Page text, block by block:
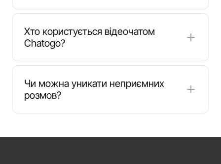
Хто користується відеочатом
Chatogo?
Chatogo приваблює людей, які шукають
невимушене спілкування, мовну практику або
швидку соціальну взаємодію. Тут можна
зустріти студентів, мандрівників, людей на
дистанційній роботі або будь-кого, хто шукає
Чи можна уникати неприємних
розмов?